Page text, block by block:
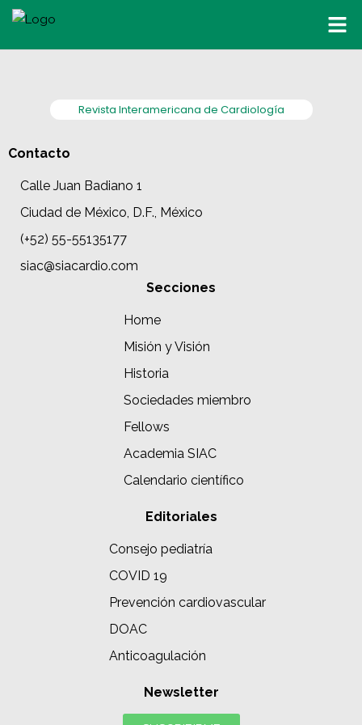
Revista Interamericana de Cardiología
Contacto
Calle Juan Badiano 1
Ciudad de México, D.F., México
(+52) 55-55135177
siac@siacardio.com
Secciones
Home
Misión y Visión
Historia
Sociedades miembro
Fellows
Academia SIAC
Calendario científico
Editoriales
Consejo pediatría
COVID 19
Prevención cardiovascular
DOAC
Anticoagulación
Newsletter